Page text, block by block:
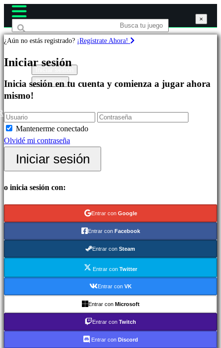
Juegos
Destacados
Novedades
Free
to
Play
Categorías
Juegos
Juegos
Juegos
Juegos
RPG
Regístrate
×
¿Aún no estás registrado? ¡Regístrate Ahora!
Iniciar sesión
Inicia sesión en tu cuenta y comienza a jugar ahora
mismo!
Mantenerme conectado
Olvidé mi contraseña
Iniciar sesión
o inicia sesión con:
Entrar con Google
Entrar con Facebook
Entrar con Steam
Entrar con Twitter
Entrar con VK
Entrar con Microsoft
Entrar con Twitch
Entrar con Discord
×
×